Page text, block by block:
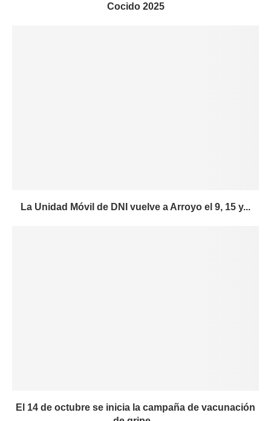
Cocido 2025
La Unidad Móvil de DNI vuelve a Arroyo el 9, 15 y...
El 14 de octubre se inicia la campaña de vacunación